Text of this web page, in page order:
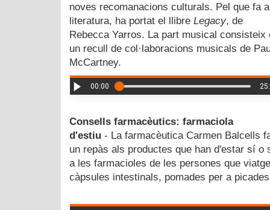
noves recomanacions culturals. Pel que fa
literatura, ha portat el llibreLegacy, de
Rebecca Yarros. La part musical consisteix
un recull de col·laboracions musicals de
McCartney.
00:00
Consells farmacèutics: farmaciola
d'estiu - La farmacèutica Carmen Balcells
un repàs als productes que han d'estar sí o
a les farmacioles de les persones que
càpsules intestinals, pomades per a